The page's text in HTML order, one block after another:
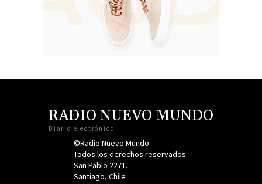
RADIO NUEVO MUNDO
Diario electrónico
©Radio Nuevo Mundo.
Todos los derechos reservados
San Pablo 2271.
Santiago, Chile